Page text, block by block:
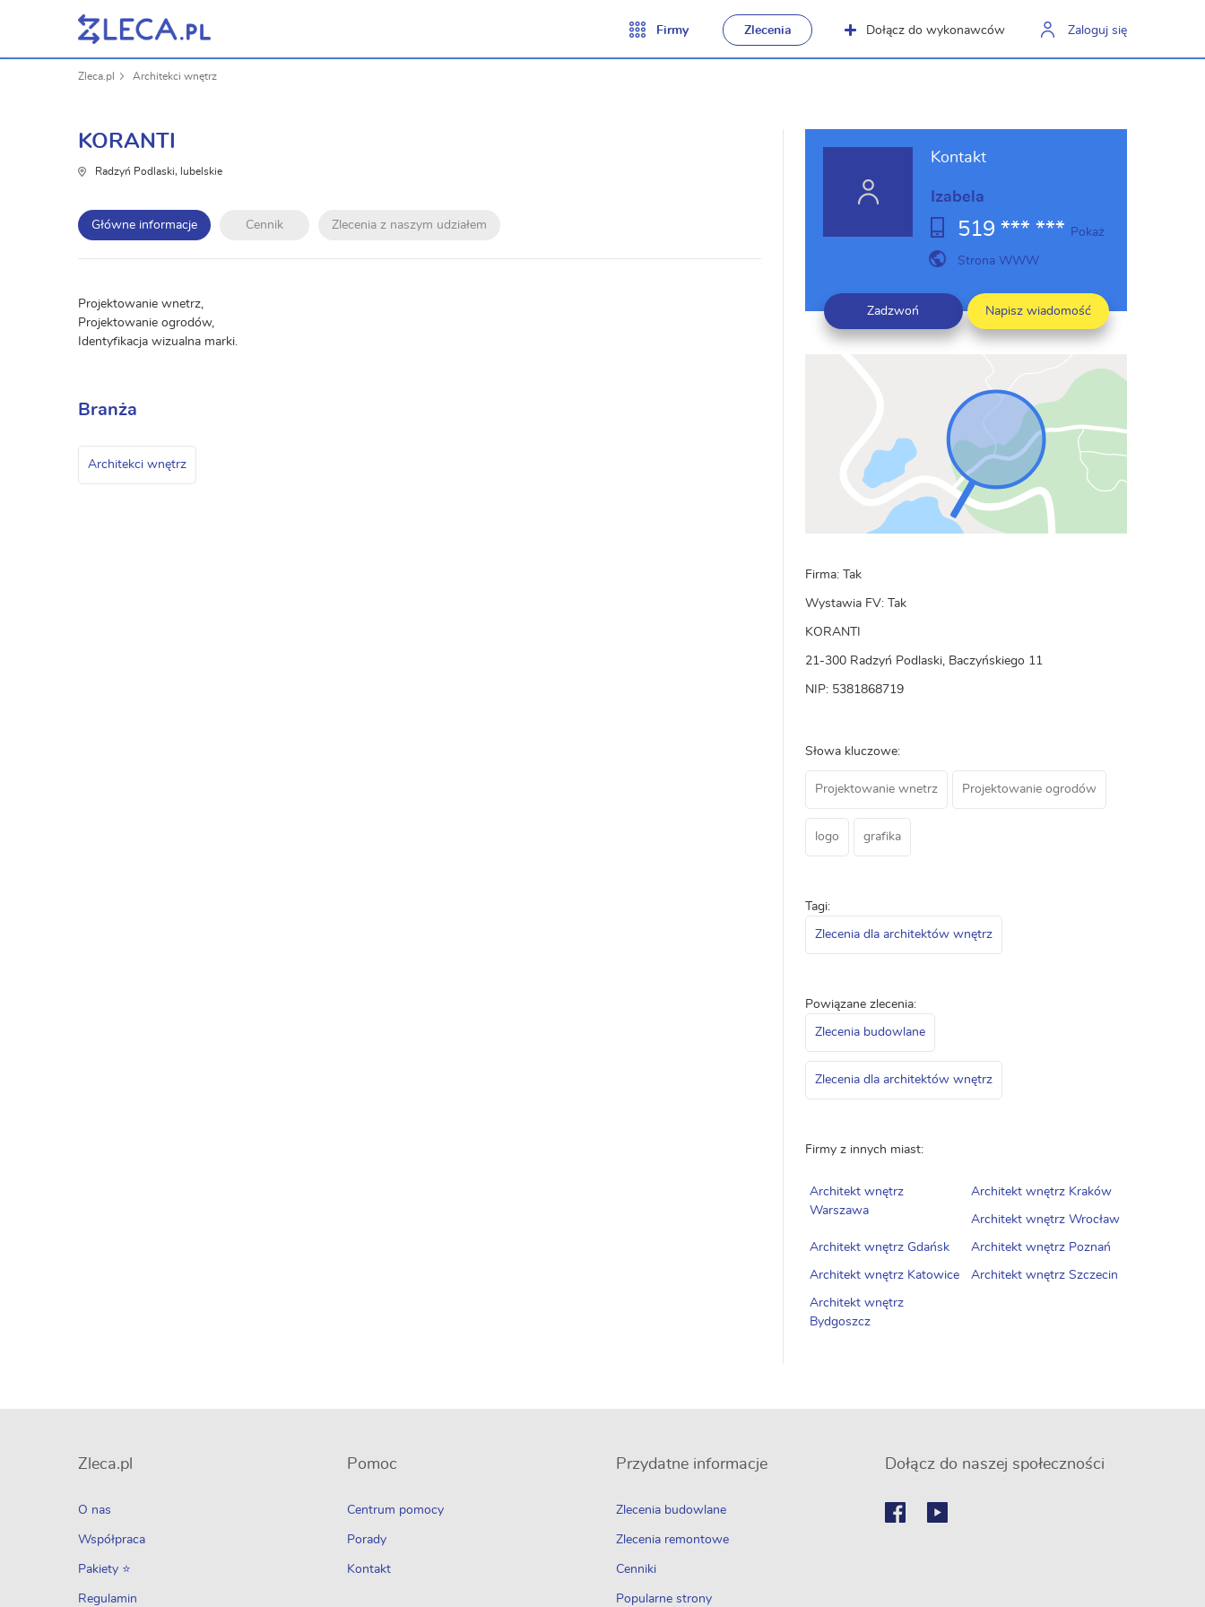
Firmy Zlecenia Dołącz do wykonawców Zaloguj się
Zleca.pl Architekci wnętrz
KORANTI
Radzyń Podlaski, lubelskie
Główne informacje Cennik Zlecenia z naszym udziałem
Projektowanie wnetrz,
Projektowanie ogrodów,
Identyfikacja wizualna marki.
Branża
Architekci wnętrz
Kontakt
Izabela
519 *** *** Pokaż
Strona WWW
Zadzwoń Napisz wiadomość
Firma: Tak
Wystawia FV: Tak
KORANTI
21-300 Radzyń Podlaski, Baczyńskiego 11
NIP: 5381868719
Słowa kluczowe:
Projektowanie wnetrz Projektowanie ogrodów
logo grafika
Tagi:
Zlecenia dla architektów wnętrz
Powiązane zlecenia:
Zlecenia budowlane
Zlecenia dla architektów wnętrz
Firmy z innych miast:
Architekt wnętrz
Warszawa
Architekt wnętrz Kraków
Architekt wnętrz Wrocław
Architekt wnętrz Gdańsk Architekt wnętrz Poznań
Architekt wnętrz Katowice Architekt wnętrz Szczecin
Architekt wnętrz
Bydgoszcz
Zleca.pl
O nas
Współpraca
Pakiety ⭐
Regulamin
Pomoc
Centrum pomocy
Porady
Kontakt
Przydatne informacje
Zlecenia budowlane
Zlecenia remontowe
Cenniki
Popularne strony
Dołącz do naszej społeczności